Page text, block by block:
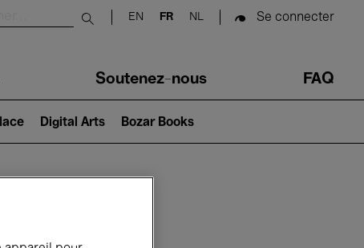
Submit search
EN FR NL Se connecter
Soutenez-nous FAQ
Digital Arts Bozar Books